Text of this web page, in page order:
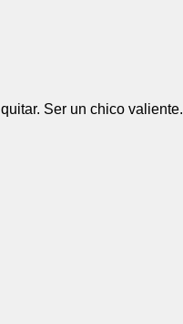
Ser un chico valiente.